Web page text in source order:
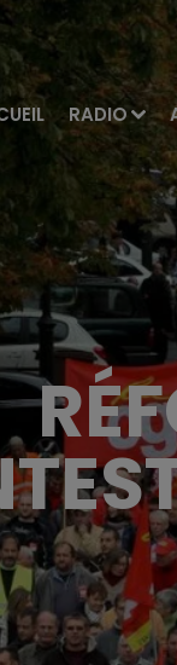
RADIO